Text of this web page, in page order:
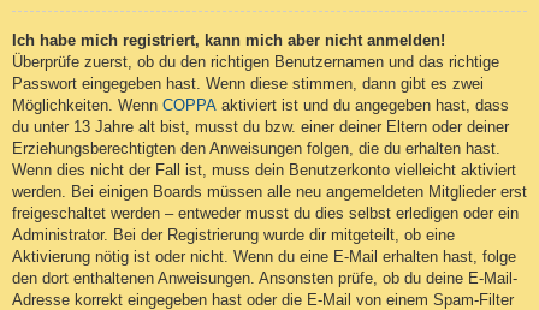
Ich habe mich registriert, kann mich aber nicht anmelden!
Überprüfe zuerst, ob du den richtigen Benutzernamen und das richtige
Passwort eingegeben hast. Wenn diese stimmen, dann gibt es zwei
Möglichkeiten. Wenn COPPA aktiviert ist und du angegeben hast, dass
du unter 13 Jahre alt bist, musst du bzw. einer deiner Eltern oder deiner
Erziehungsberechtigten den Anweisungen folgen, die du erhalten hast.
Wenn dies nicht der Fall ist, muss dein Benutzerkonto vielleicht aktiviert
werden. Bei einigen Boards müssen alle neu angemeldeten Mitglieder erst
freigeschaltet werden – entweder musst du dies selbst erledigen oder ein
Administrator. Bei der Registrierung wurde dir mitgeteilt, ob eine
Aktivierung nötig ist oder nicht. Wenn du eine E-Mail erhalten hast, folge
den dort enthaltenen Anweisungen. Ansonsten prüfe, ob du deine E-Mail-
Adresse korrekt eingegeben hast oder die E-Mail von einem Spam-Filter